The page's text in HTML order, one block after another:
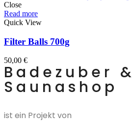
Close
Read more
Quick View
Filter Balls 700g
50,00 €
Badezuber &
Saunashop
ist ein Projekt von